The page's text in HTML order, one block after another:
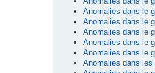
Anomalies dans le
Anomalies dans le
Anomalies dans le
Anomalies dans le
Anomalies dans le
Anomalies dans les